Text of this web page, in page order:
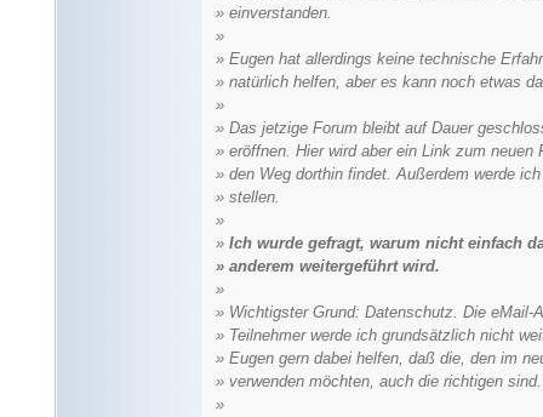
» einverstanden.
»
» Eugen hat allerdings keine technische
» natürlich helfen, aber es kann noch etwas
»
» Das jetzige Forum bleibt auf Dauer
» eröffnen. Hier wird aber ein Link zum neuen
» den Weg dorthin findet. Außerdem werde
» stellen.
»
» Ich wurde gefragt, warum nicht einfach
» anderem weitergeführt wird.
»
» Wichtigster Grund: Datenschutz. Die eMail-
» Teilnehmer werde ich grundsätzlich nicht
» Eugen gern dabei helfen, daß die, den im
» verwenden möchten, auch die richtigen sind.
»